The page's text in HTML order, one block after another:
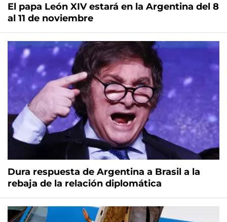
El papa León XIV estará en la Argentina del 8
al 11 de noviembre
Dura respuesta de Argentina a Brasil a la
rebaja de la relación diplomática